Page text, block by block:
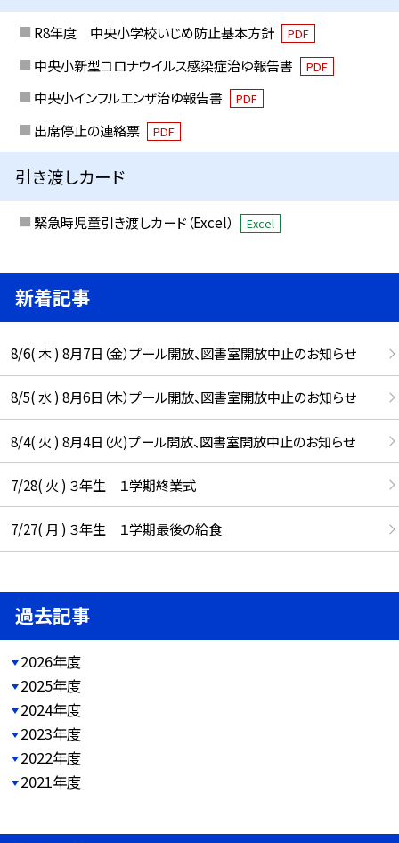
R8年度 中央小学校いじめ防止基本方針 PDF
中央小新型コロナウイルス感染症治ゆ報告書 PDF
中央小インフルエンザ治ゆ報告書 PDF
出席停止の連絡票 PDF
引き渡しカード
緊急時児童引き渡しカード（Excel） Excel
新着記事
8/6( 木 ) 8月7日（金）プール開放、図書室開放中止のお知らせ
8/5( 水 ) 8月6日（木）プール開放、図書室開放中止のお知らせ
8/4( 火 ) 8月4日（火)プール開放、図書室開放中止のお知らせ
7/28( 火 ) ３年生 １学期終業式
7/27( 月 ) ３年生 １学期最後の給食
過去記事
2026年度
2025年度
2024年度
2023年度
2022年度
2021年度